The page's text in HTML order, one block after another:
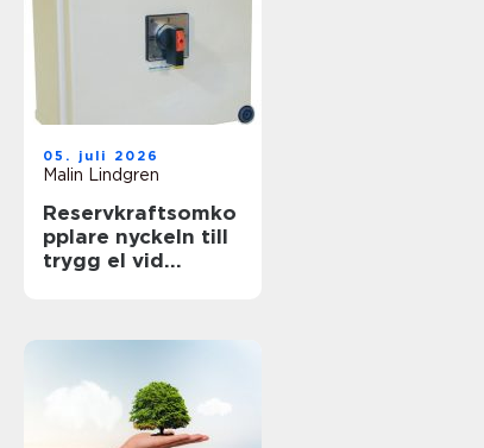
05. juli 2026
Malin Lindgren
Reservkraftsomko
pplare nyckeln till
trygg el vid